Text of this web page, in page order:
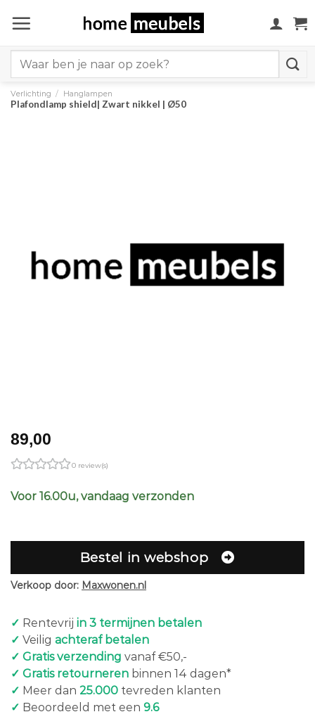
naar
for:
Verlichting / Hanglampen
Plafondlamp shield| Zwart nikkel | Ø50
89,00
0 review(s)
Voor 16.00u, vandaag verzonden
Bestel in webshop
Verkoop door: Maxwonen.nl
✓ Rentevrij in 3 termijnen betalen
✓ Veilig achteraf betalen
✓ Gratis verzending vanaf €50,-
✓ Gratis retourneren binnen 14 dagen*
✓ Meer dan 25.000 tevreden klanten
✓ Beoordeeld met een 9.6